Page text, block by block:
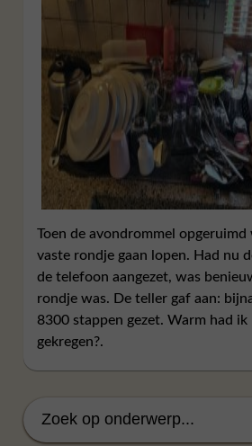
Toen de avondrommel opgeruimd
vaste rondje gaan lopen. Had nu
de telefoon aangezet, was
rondje was. De teller gaf aan:
8300 stappen gezet. Warm had
gekregen?.